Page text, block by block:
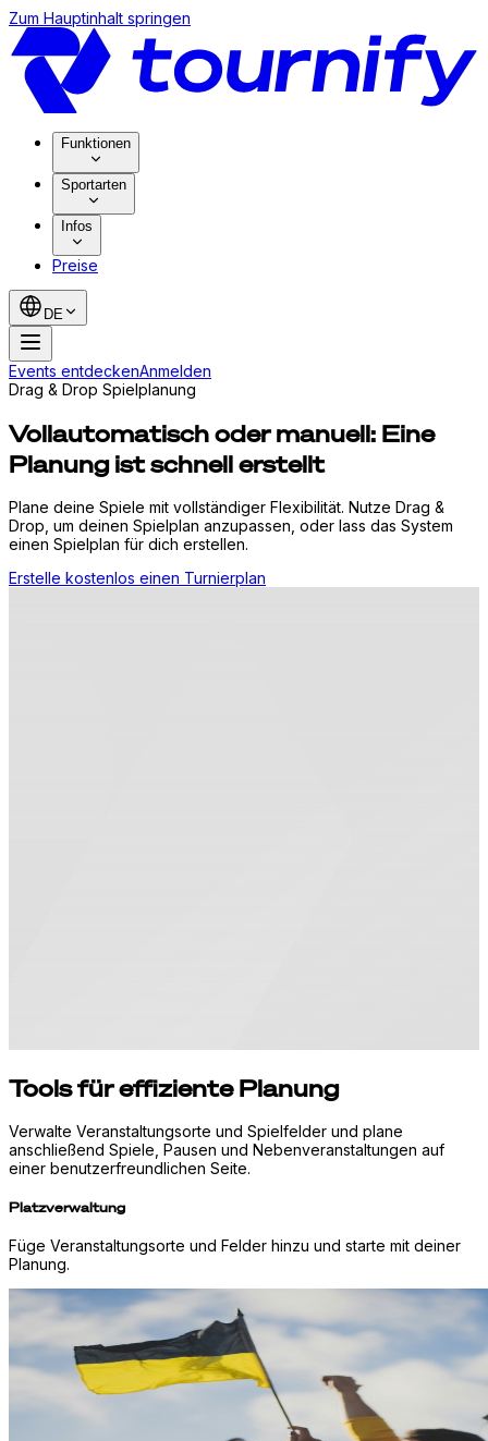
Zum Hauptinhalt springen
Funktionen
Sportarten
Infos
Preise
DE
Events entdeckenAnmelden
Drag & Drop Spielplanung
Vollautomatisch oder manuell: Eine
Planung ist schnell erstellt
Plane deine Spiele mit vollständiger Flexibilität. Nutze Drag &
Drop, um deinen Spielplan anzupassen, oder lass das System
einen Spielplan für dich erstellen.
Erstelle kostenlos einen Turnierplan
Tools für effiziente Planung
Verwalte Veranstaltungsorte und Spielfelder und plane
anschließend Spiele, Pausen und Nebenveranstaltungen auf
einer benutzerfreundlichen Seite.
Platzverwaltung
Füge Veranstaltungsorte und Felder hinzu und starte mit deiner
Planung.